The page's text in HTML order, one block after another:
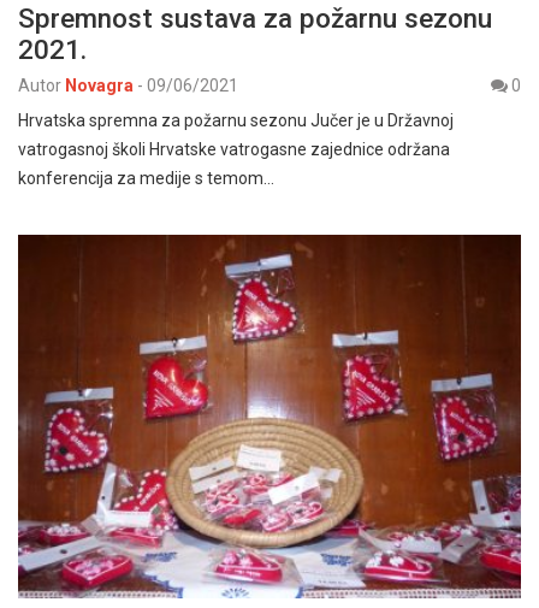
Spremnost sustava za požarnu sezonu
2021.
Autor Novagra - 09/06/2021
0
Hrvatska spremna za požarnu sezonu Jučer je u Državnoj
vatrogasnoj školi Hrvatske vatrogasne zajednice održana
konferencija za medije s temom…